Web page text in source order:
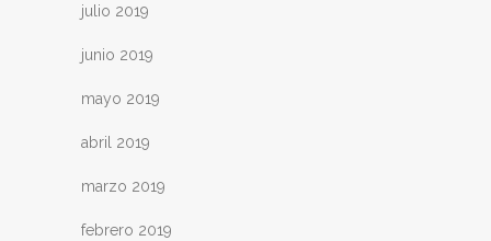
julio 2019
junio 2019
mayo 2019
abril 2019
marzo 2019
febrero 2019